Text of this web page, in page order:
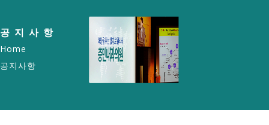
공지사항
Home
공지사항